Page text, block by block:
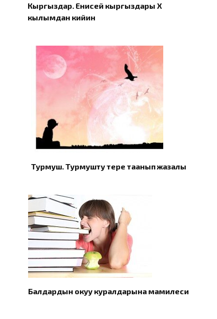
Кыргыздар. Eнисей кыргыздары X
кылымдан кийин
Турмуш. Турмушту терең таанып жазалы
Балдардын окуу куралдарына мамилеси